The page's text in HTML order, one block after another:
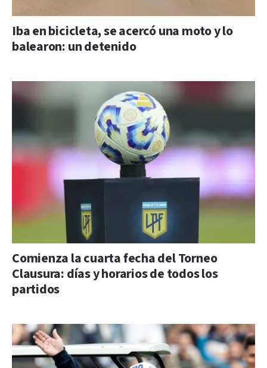
Iba en bicicleta, se acercó una moto y lo
balearon: un detenido
Comienza la cuarta fecha del Torneo
Clausura: días y horarios de todos los
partidos